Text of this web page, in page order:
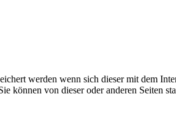
werden wenn sich dieser mit dem
können von dieser oder anderen Seiten